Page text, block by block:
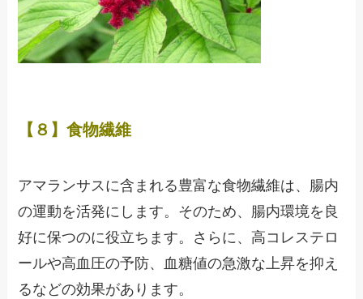
【８】食物繊維
アマランサスに含まれる豊富な食物繊維は、腸内
の運動を活発にします。そのため、腸内環境を良
好に保つのに役立ちます。さらに、高コレステロ
ールや高血圧の予防、血糖値の急激な上昇を抑え
るなどの効果があります。